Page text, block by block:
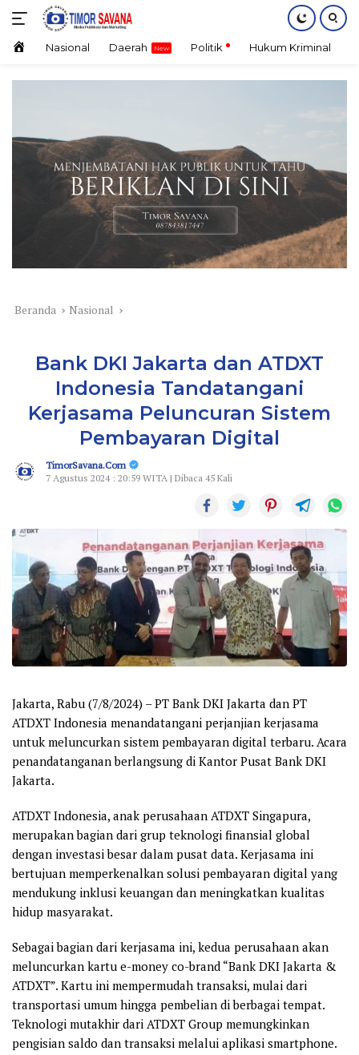
Langsung
konten HomeNasional Daerah Politik Hukum Kriminal
Beranda Nasional
Bank DKI Jakarta dan ATDXT
Indonesia Tandatangani
Kerjasama Peluncuran Sistem
Pembayaran Digital
TimorSavana.Com
7 Agustus 2024 : 20:59 WITA | Dibaca 45 Kali
Jakarta, Rabu (7/8/2024) –PT Bank DKI Jakarta dan PT
ATDXT Indonesia menandatangani perjanjian kerjasama
untuk meluncurkan sistem pembayaran digital terbaru. Acara
penandatanganan berlangsung di Kantor Pusat Bank DKI
Jakarta.
ATDXT Indonesia, anak perusahaan ATDXT Singapura,
merupakan bagian dari grup teknologi finansial global
dengan investasi besar dalam pusat data. Kerjasama ini
bertujuan memperkenalkan solusi pembayaran digital yang
mendukung inklusi keuangan dan meningkatkan kualitas
hidup masyarakat.
Sebagai bagian dari kerjasama ini, kedua perusahaan akan
meluncurkan kartu e-money co-brand “Bank DKI Jakarta &
ATDXT”. Kartu ini mempermudah transaksi, mulai dari
transportasi umum hingga pembelian di berbagai tempat.
Teknologi mutakhir dari ATDXT Group memungkinkan
pengisian saldo dan transaksi melalui aplikasi smartphone.